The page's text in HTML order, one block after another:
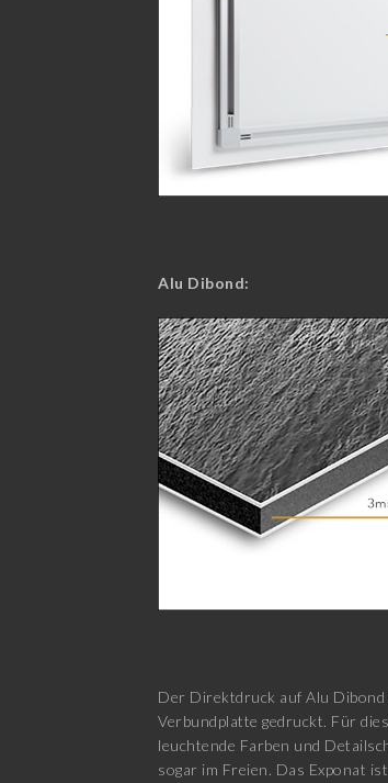
Alu Dibond:
Der Direktdruck auf Alu
Verbundplatte gedruckt. Für
leuchtende Farben und
sogar im Freien. Das Exponat